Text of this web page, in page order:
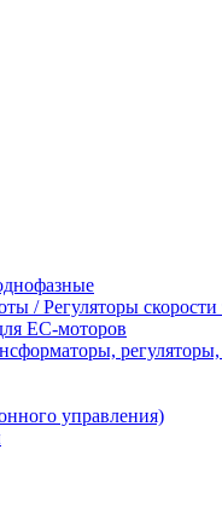
/ Регуляторы
ЕС-моторов
управления)